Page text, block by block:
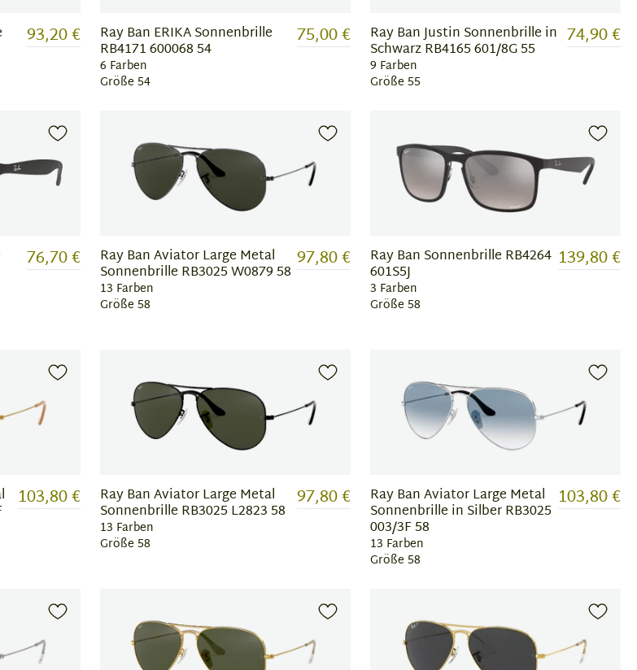
93,20 € Ray Ban ERIKA Sonnenbrille
RB4171 600068 54
6 Farben
Größe 54
75,00 € Ray Ban Justin Sonnenbrille in
Schwarz RB4165 601/8G 55
9 Farben
Größe 55
74,90 €
76,70 € Ray Ban Aviator Large Metal
Sonnenbrille RB3025 W0879 58
13 Farben
Größe 58
97,80 € Ray Ban Sonnenbrille RB4264
601S5J
3 Farben
Größe 58
139,80 €
103,80 € Ray Ban Aviator Large Metal
Sonnenbrille RB3025 L2823 58
13 Farben
Größe 58
97,80 € Ray Ban Aviator Large Metal
Sonnenbrille in Silber RB3025
003/3F 58
13 Farben
Größe 58
103,80 €